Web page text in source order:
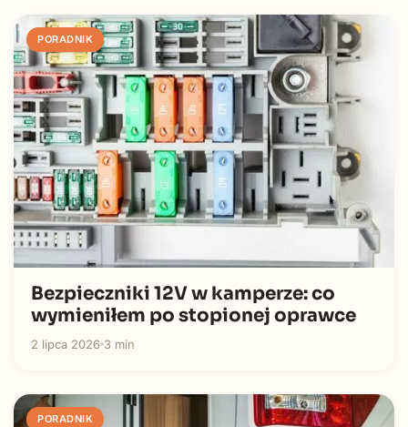
PORADNIK
Bezpieczniki 12V w kamperze: co
wymieniłem po stopionej oprawce
2 lipca 2026 3 min
PORADNIK